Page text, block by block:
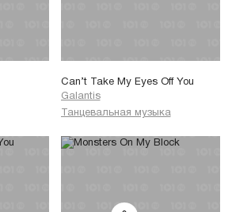
Can’t Take My Eyes Off You
Galantis
Танцевальная музыка